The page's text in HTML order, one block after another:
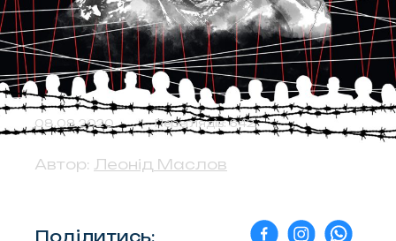
08.08.2020 Переглядів: 642
Автор: Леонід Маслов
Поділитись: